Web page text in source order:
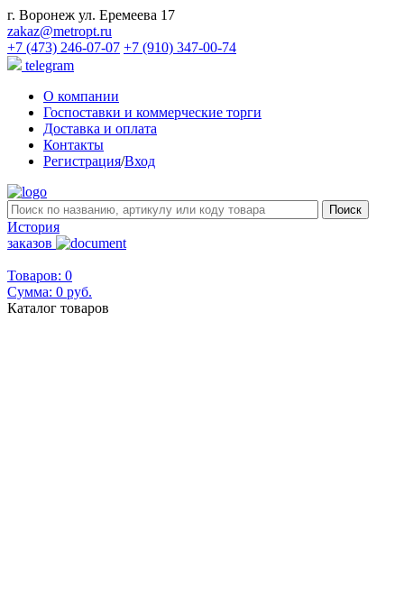
г. Воронеж ул. Еремеева 17
zakaz@metropt.ru
+7 (473) 246-07-07 +7 (910) 347-00-74
telegram
О компании
Госпоставки и коммерческие торги
Доставка и оплата
Контакты
Регистрация/Вход
История
заказов
Товаров: 0
Сумма: 0 руб.
Каталог товаров